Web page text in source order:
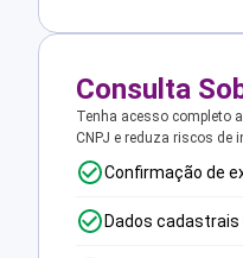
Consulta
Tenha acesso completo
CNPJ e reduza riscos de
Confirmação de
Dados